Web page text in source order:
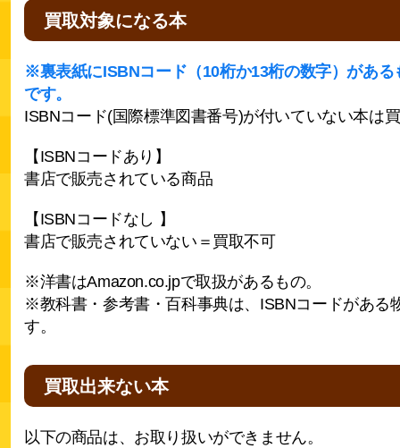
買取対象になる本
※裏表紙にISBNコード（10桁か13桁の数字）がある
です。
ISBNコード(国際標準図書番号)が付いていない本は
【ISBNコードあり】
書店で販売されている商品
【ISBNコードなし 】
書店で販売されていない＝買取不可
※洋書はAmazon.co.jpで取扱があるもの。
※教科書・参考書・百科事典は、ISBNコードがある
す。
買取出来ない本
以下の商品は、お取り扱いができません。